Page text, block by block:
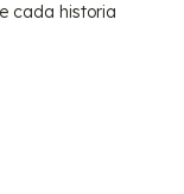
cada historia